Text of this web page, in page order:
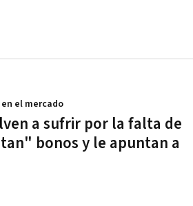
a sufrir por la falta de
bonos y le apuntan a
el mercado